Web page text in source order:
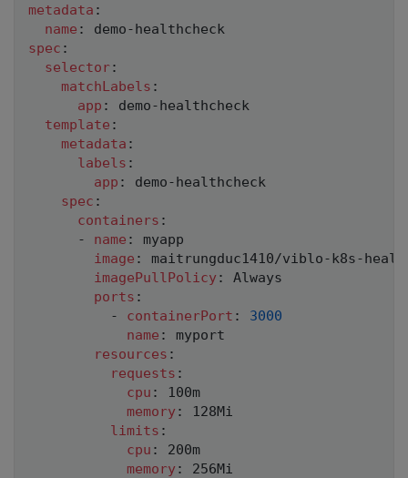
metadata :
name : demo-
spec :
selector:
matchLabels :
app : demo-healthcheck
template :
metadata :
labels :
app : demo-healthcheck
spec :
containers :
-
name :
myapp
image : maitrungduc1410/viblo-k8s-
imagePullPolicy :
Always
ports :
-
containerPort :
3000
name :
myport
resources :
requests :
cpu :
100m
memory :
128Mi
limits :
cpu :
200m
memory :
256Mi